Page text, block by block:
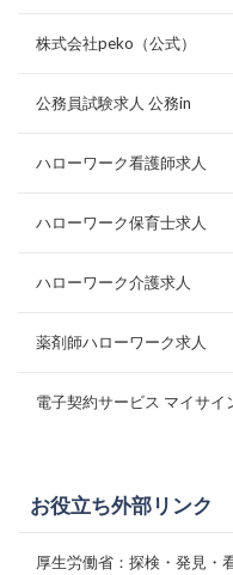
株式会社peko（公式）
公務員試験求人 公務in
ハローワーク看護師求人
ハローワーク保育士求人
ハローワーク介護求人
薬剤師ハローワーク求人
電子契約サービス マイサイ
お役立ち外部リンク
厚生労働省：探検・発見・